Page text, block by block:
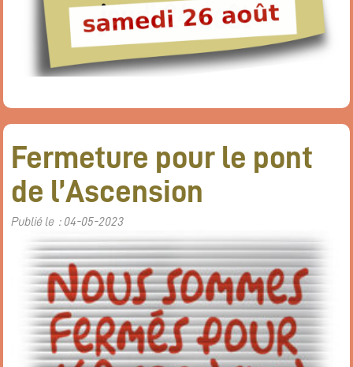
Fermeture pour le pont
de l’Ascension
Publié le : 04-05-2023